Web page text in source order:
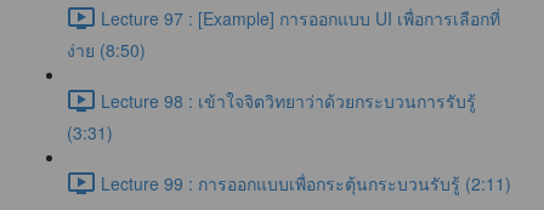
Lecture 97 : [Example] การออกแบบ UI เพื่อการเลือกที่
ง่าย (8:50)
Lecture 98 : เข้าใจจิตวิทยาว่าด้วยกระบวนการรับรู้
(3:31)
Lecture 99 : การออกแบบเพื่อกระตุ้นกระบวนรับรู้ (2:11)